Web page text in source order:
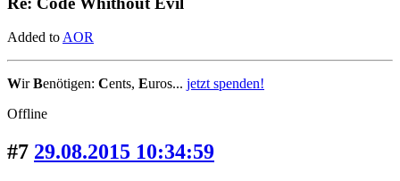
Added to AOR
WirBenötigen: Cents, Euros... jetzt spenden!
Offline
#7 29.08.2015 10:34:59